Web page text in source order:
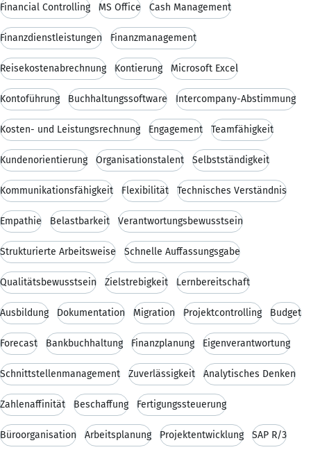
Financial Controlling MS Office Cash Management
Finanzdienstleistungen Finanzmanagement
Reisekostenabrechnung Kontierung Microsoft Excel
Kontoführung Buchhaltungssoftware Intercompany-Abstimmung
Kosten- und Leistungsrechnung Engagement Teamfähigkeit
Kundenorientierung Organisationstalent Selbstständigkeit
Kommunikationsfähigkeit Flexibilität Technisches Verständnis
Empathie Belastbarkeit Verantwortungsbewusstsein
Strukturierte Arbeitsweise Schnelle Auffassungsgabe
Qualitätsbewusstsein Zielstrebigkeit Lernbereitschaft
Ausbildung Dokumentation Migration Projektcontrolling Budget
Forecast Bankbuchhaltung Finanzplanung Eigenverantwortung
Schnittstellenmanagement Zuverlässigkeit Analytisches Denken
Zahlenaffinität Beschaffung Fertigungssteuerung
Büroorganisation Arbeitsplanung Projektentwicklung SAP R/3